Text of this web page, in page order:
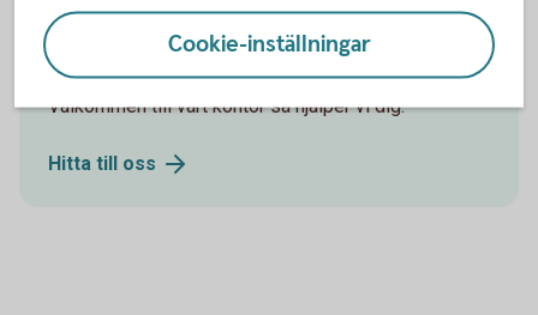
Besök oss
Välkommen till vårt kontor så hjälper vi dig.
Hitta till oss
Cookie-inställningar